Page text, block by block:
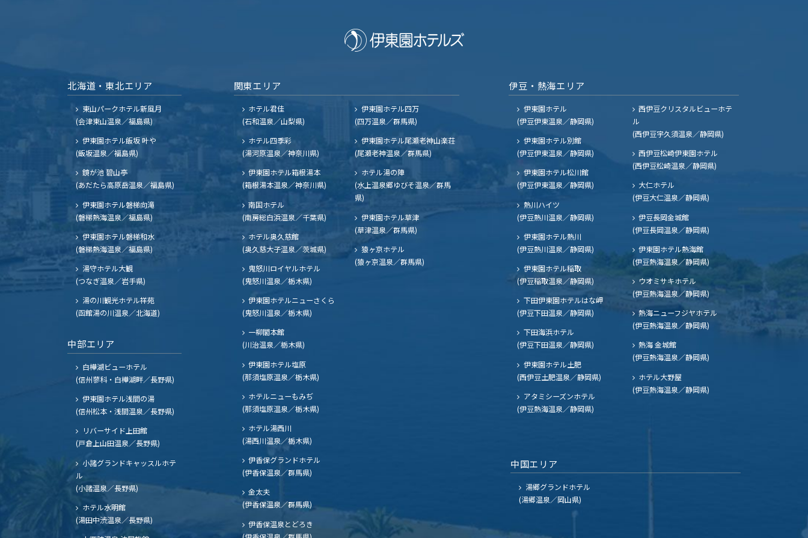
北海道・東北エリア
東山パークホテル新風月
(会津東山温泉／福島県)
伊東園ホテル飯坂 叶や
(飯坂温泉／福島県)
鏡が池 碧山亭
(あだたら高原岳温泉／福島県)
伊東園ホテル磐梯向滝
(磐梯熱海温泉／福島県)
伊東園ホテル磐梯和水
(磐梯熱海温泉／福島県)
湯守ホテル大観
(つなぎ温泉／岩手県)
湯の川観光ホテル祥苑
(函館湯の川温泉／北海道)
中部エリア
白樺湖ビューホテル
(信州蓼科・白樺湖畔／長野県)
伊東園ホテル浅間の湯
(信州松本・浅間温泉／長野県)
リバーサイド上田館
(戸倉上山田温泉／長野県)
小諸グランドキャッスルホテ
ル
(小諸温泉／長野県)
ホテル水明館
(湯田中渋温泉／長野県)
関東エリア
ホテル君佳
(石和温泉／山梨県)
ホテル四季彩
(湯河原温泉／神奈川県)
伊東園ホテル箱根湯本
(箱根湯本温泉／神奈川県)
南国ホテル
(南房総白浜温泉／千葉県)
ホテル奥久慈館
(奥久慈大子温泉／茨城県)
鬼怒川ロイヤルホテル
(鬼怒川温泉／栃木県)
伊東園ホテルニューさくら
(鬼怒川温泉／栃木県)
一柳閣本館
(川治温泉／栃木県)
伊東園ホテル塩原
(那須塩原温泉／栃木県)
ホテルニューもみぢ
(那須塩原温泉／栃木県)
ホテル湯西川
(湯西川温泉／栃木県)
伊香保グランドホテル
(伊香保温泉／群馬県)
金太夫
(伊香保温泉／群馬県)
伊香保温泉とどろき
伊東園ホテル四万
(四万温泉／群馬県)
伊東園ホテル尾瀬老神山楽荘
(尾瀬老神温泉／群馬県)
ホテル湯の陣
(水上温泉郷ゆびそ温泉／群馬
県)
伊東園ホテル草津
(草津温泉／群馬県)
猿ヶ京ホテル
(猿ヶ京温泉／群馬県)
伊豆・熱海エリア
伊東園ホテル
(伊豆伊東温泉／静岡県)
伊東園ホテル別館
(伊豆伊東温泉／静岡県)
伊東園ホテル松川館
(伊豆伊東温泉／静岡県)
熱川ハイツ
(伊豆熱川温泉／静岡県)
伊東園ホテル熱川
(伊豆熱川温泉／静岡県)
伊東園ホテル稲取
(伊豆稲取温泉／静岡県)
下田伊東園ホテルはな岬
(伊豆下田温泉／静岡県)
下田海浜ホテル
(伊豆下田温泉／静岡県)
伊東園ホテル土肥
(西伊豆土肥温泉／静岡県)
西伊豆クリスタルビューホテ
ル
(西伊豆宇久須温泉／静岡県)
西伊豆松崎伊東園ホテル
(西伊豆松崎温泉／静岡県)
大仁ホテル
(伊豆大仁温泉／静岡県)
伊豆長岡金城館
(伊豆長岡温泉／静岡県)
伊東園ホテル熱海館
(伊豆熱海温泉／静岡県)
ウオミサキホテル
(伊豆熱海温泉／静岡県)
熱海ニューフジヤホテル
(伊豆熱海温泉／静岡県)
熱海 金城館
(伊豆熱海温泉／静岡県)
ホテル大野屋
(伊豆熱海温泉／静岡県)
アタミシーズンホテル
(伊豆熱海温泉／静岡県)
中国エリア
湯郷グランドホテル
(湯郷温泉／岡山県)